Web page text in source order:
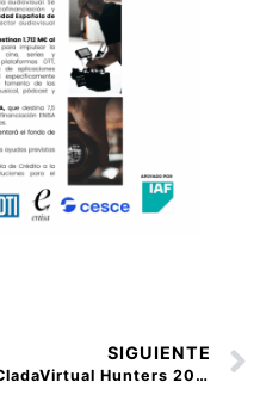
SIGUIENTE
CladaVirtual Hunters 2025